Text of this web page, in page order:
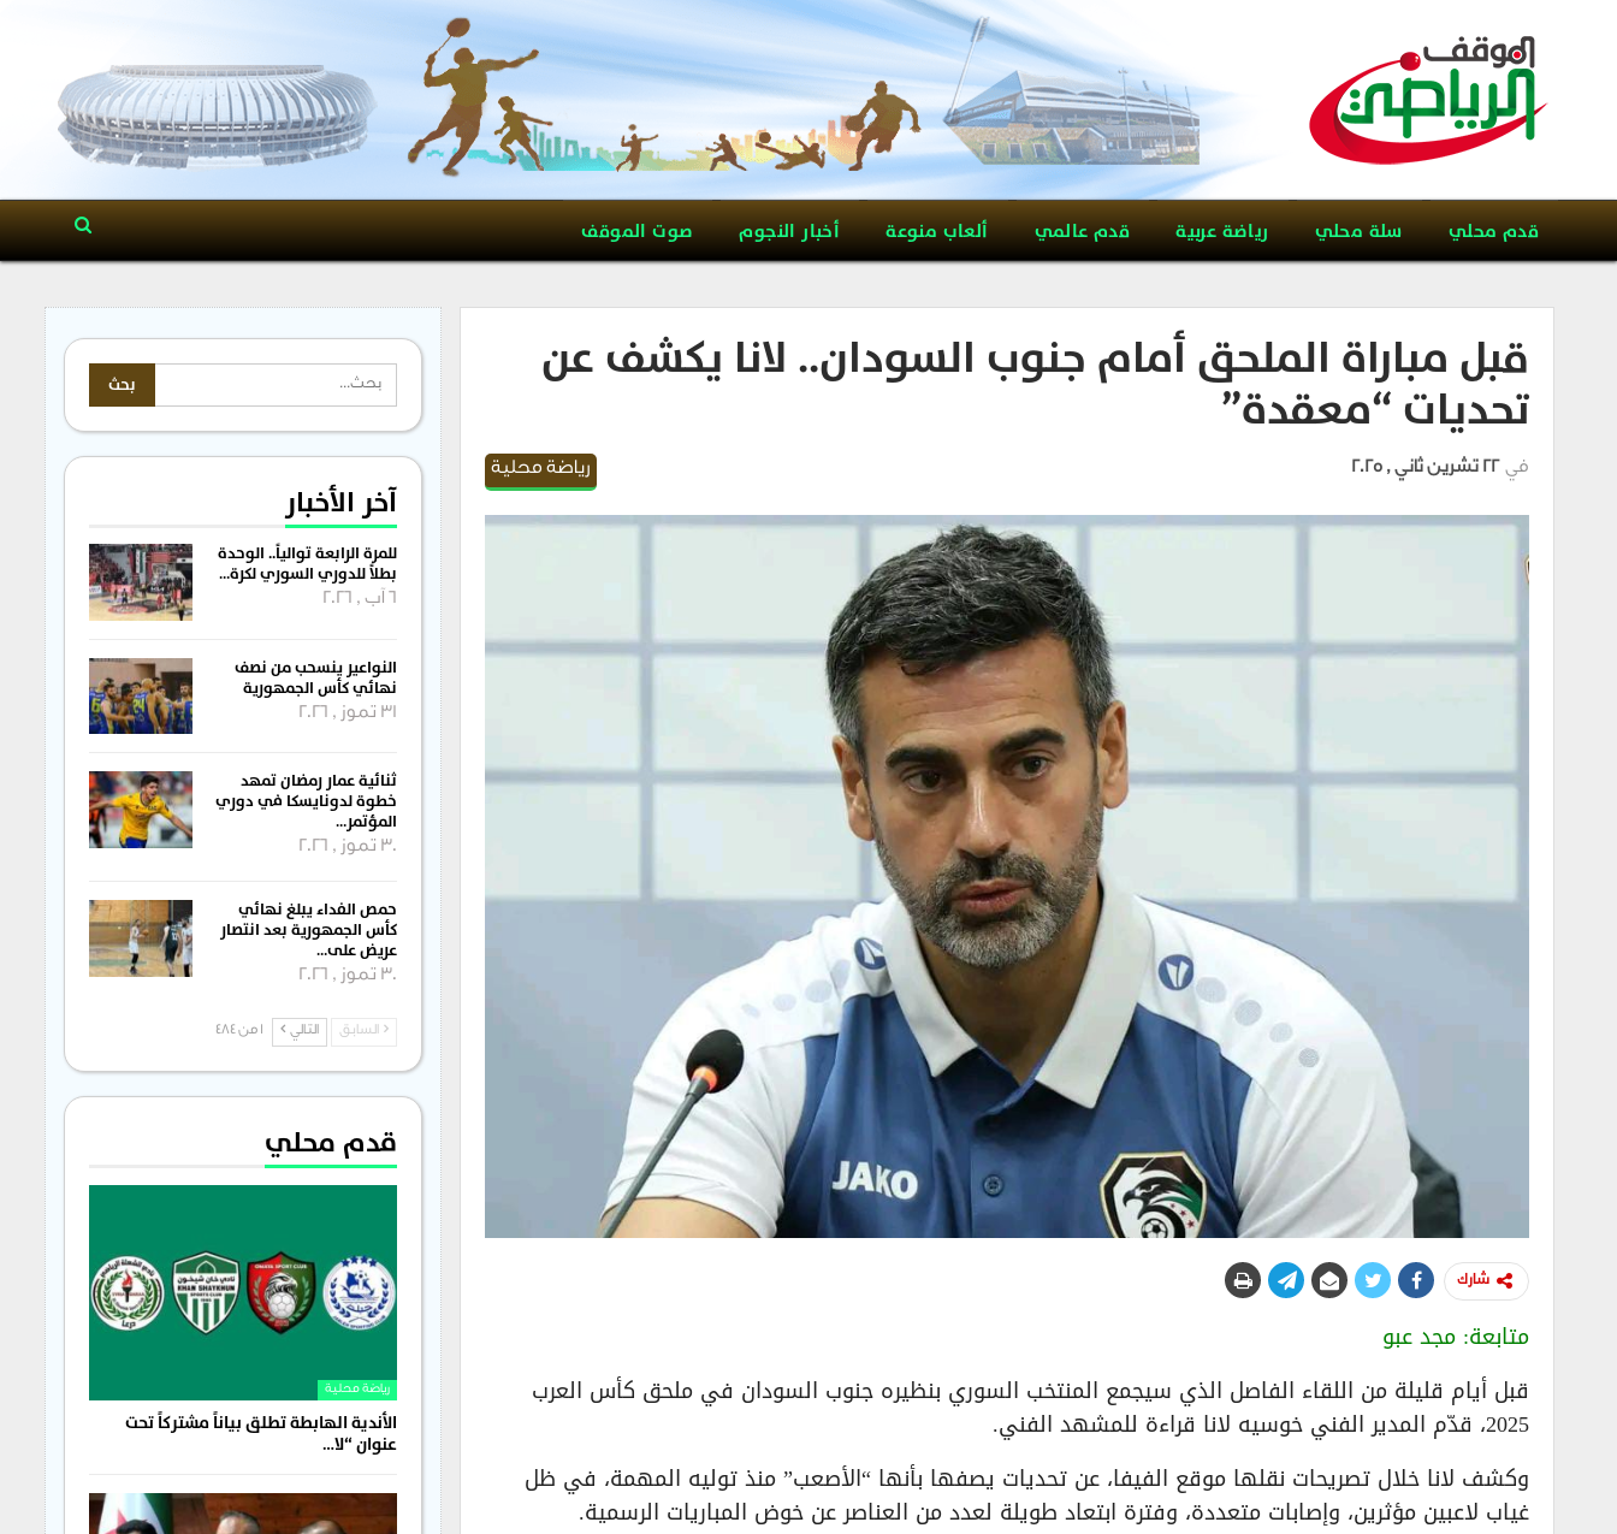
قدم محلي سلة محلي رياضة عربية قدم عالمي ألعاب منوعة أخبار النجوم صوت الموقف
قبل مباراة الملحق أمام جنوب السودان.. لانا يكشف عن
تحديات “معقدة”
رياضة محلية في 22 تشرين ثاني , 2025
شارك
متابعة: مجد عبو
قبل أيام قليلة من اللقاء الفاصل الذي سيجمع المنتخب السوري بنظيره جنوب السودان في ملحق كأس العرب
2025، قدّم المدير الفني خوسيه لانا قراءة للمشهد الفني.
وكشف لانا خلال تصريحات نقلها موقع الفيفا، عن تحديات يصفها بأنها “الأصعب” منذ توليه المهمة، في ظل
غياب لاعبين مؤثرين، وإصابات متعددة، وفترة ابتعاد طويلة لعدد من العناصر عن خوض المباريات الرسمية.
آخر الأخبار
للمرة الرابعة توالياً.. الوحدة
بطلاً للدوري السوري لكرة…
6 آب , 2026
النواعير ينسحب من نصف
نهائي كأس الجمهورية
31 تموز , 2026
ثنائية عمار رمضان تمهد
خطوة لدونايسكا في دوري
المؤتمر…
30 تموز , 2026
حمص الفداء يبلغ نهائي
كأس الجمهورية بعد انتصار
عريض على…
30 تموز , 2026
السابق التالي 1 من 484
قدم محلي
رياضة محلية
الأندية الهابطة تطلق بياناً مشتركاً تحت
عنوان “لا…